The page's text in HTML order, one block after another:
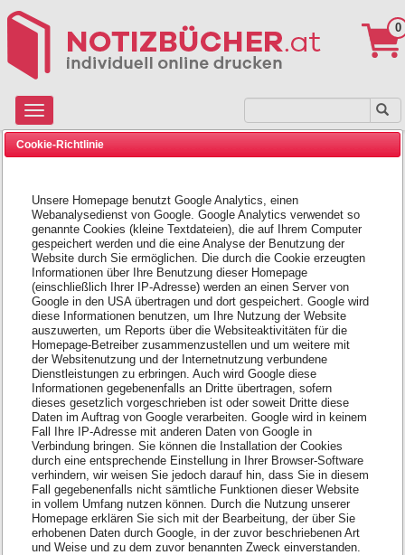
0
Notizbuch ECO
Standard (A4)
Notizbuch ECO Pocket
(A5)
Cookie-Richtlinie
Unsere Homepage benutzt Google Analytics, einen
Webanalysedienst von Google. Google Analytics verwendet so
genannte Cookies (kleine Textdateien), die auf Ihrem Computer
gespeichert werden und die eine Analyse der Benutzung der
Website durch Sie ermöglichen. Die durch die Cookie erzeugten
Informationen über Ihre Benutzung dieser Homepage
(einschließlich Ihrer IP-Adresse) werden an einen Server von
Google in den USA übertragen und dort gespeichert. Google wird
diese Informationen benutzen, um Ihre Nutzung der Website
auszuwerten, um Reports über die Websiteaktivitäten für die
Homepage-Betreiber zusammenzustellen und um weitere mit
der Websitenutzung und der Internetnutzung verbundene
Dienstleistungen zu erbringen. Auch wird Google diese
Informationen gegebenenfalls an Dritte übertragen, sofern
dieses gesetzlich vorgeschrieben ist oder soweit Dritte diese
Daten im Auftrag von Google verarbeiten. Google wird in keinem
Fall Ihre IP-Adresse mit anderen Daten von Google in
Verbindung bringen. Sie können die Installation der Cookies
durch eine entsprechende Einstellung in Ihrer Browser-Software
verhindern, wir weisen Sie jedoch darauf hin, dass Sie in diesem
Fall gegebenenfalls nicht sämtliche Funktionen dieser Website
in vollem Umfang nutzen können. Durch die Nutzung unserer
Homepage erklären Sie sich mit der Bearbeitung, der über Sie
erhobenen Daten durch Google, in der zuvor beschriebenen Art
und Weise und zu dem zuvor benannten Zweck einverstanden.